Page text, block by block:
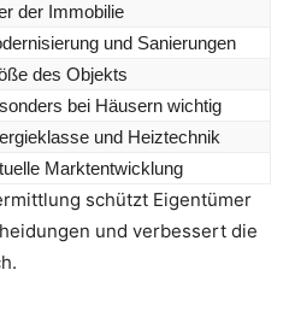
der Immobilie
und Sanierungen
des Objekts
bei Häusern wichtig
und Heiztechnik
Marktentwicklung
schützt Eigentümer
und verbessert die